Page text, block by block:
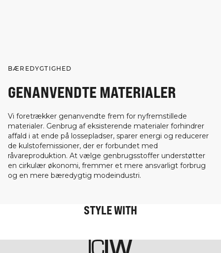
BÆREDYGTIGHED
GENANVENDTE MATERIALER
Vi foretrækker genanvendte frem for nyfremstillede
materialer. Genbrug af eksisterende materialer forhindrer
affald i at ende på lossepladser, sparer energi og reducerer
de kulstofemissioner, der er forbundet med
råvareproduktion. At vælge genbrugsstoffer understøtter
en cirkulær økonomi, fremmer et mere ansvarligt forbrug
og en mere bæredygtig modeindustri.
STYLE WITH